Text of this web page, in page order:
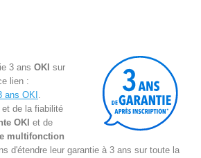
3 ans OKI sur
lien :
ans OKI .
de la fiabilité
OKI et de
multifonction
d'étendre leur garantie à 3 ans sur toute la